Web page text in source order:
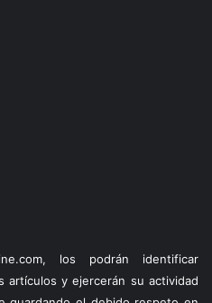
los podrán identificar
artículos y ejercerán su actividad